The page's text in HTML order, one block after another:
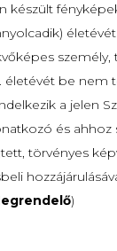
készült
személy,
életévét be nem
a jelen
és ahhoz
törvényes
)